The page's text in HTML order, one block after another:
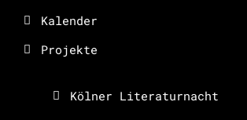
Kalender
Projekte
Kölner Literaturnacht